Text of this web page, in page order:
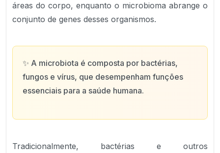
áreas do corpo, enquanto o microbioma abrange o
conjunto de genes desses organismos.
✨ A microbiota é composta por bactérias,
fungos e vírus, que desempenham funções
essenciais para a saúde humana.
Tradicionalmente, bactérias e outros